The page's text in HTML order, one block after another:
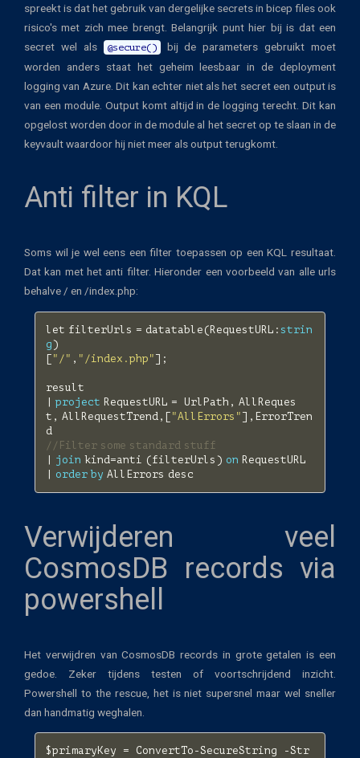
spreekt is dat het gebruik van dergelijke secrets in bicep files ook
risico's met zich mee brengt. Belangrijk punt hier bij is dat een
secret wel als
@secure() bij de parameters gebruikt moet
worden anders staat het geheim leesbaar in de deployment
logging van Azure. Dit kan echter niet als het secret een output is
van een module. Output komt altijd in de logging terecht. Dit kan
opgelost worden door in de module al het secret op te slaan in de
keyvault waardoor hij niet meer als output terugkomt.
Anti filter in KQL
Soms wil je wel eens een filter toepassen op een KQL resultaat.
Dat kan met het anti filter. Hieronder een voorbeeld van alle urls
behalve / en /index.php:
let filterUrls = datatable (RequestURL : strin
g)
[ "/" , "/index.php" ];
result
| project RequestURL = UrlPath , AllReques
t , AllRequestTrend ,[ "AllErrors" ], ErrorTren
d
//Filter some standard stuff
| join kind=anti (filterUrls ) on RequestURL
| order by AllErrors desc
Verwijderen veel
CosmosDB records via
powershell
Het verwijdren van CosmosDB records in grote getalen is een
gedoe. Zeker tijdens testen of voortschrijdend inzicht.
Powershell to the rescue, het is niet supersnel maar wel sneller
dan handmatig weghalen.
$primaryKey = ConvertTo-SecureString
-Str